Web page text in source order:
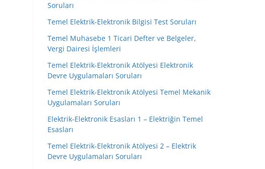
Soruları
Temel Elektrik-Elektronik Bilgisi Test Soruları
Temel Muhasebe 1 Ticari Defter ve Belgeler,
Vergi Dairesi İşlemleri
Temel Elektrik-Elektronik Atölyesi Elektronik
Devre Uygulamaları Soruları
Temel Elektrik-Elektronik Atölyesi Temel Mekanik
Uygulamaları Soruları
Elektrik-Elektronik Esasları 1 – Elektriğin Temel
Esasları
Temel Elektrik-Elektronik Atölyesi 2 – Elektrik
Devre Uygulamaları Soruları